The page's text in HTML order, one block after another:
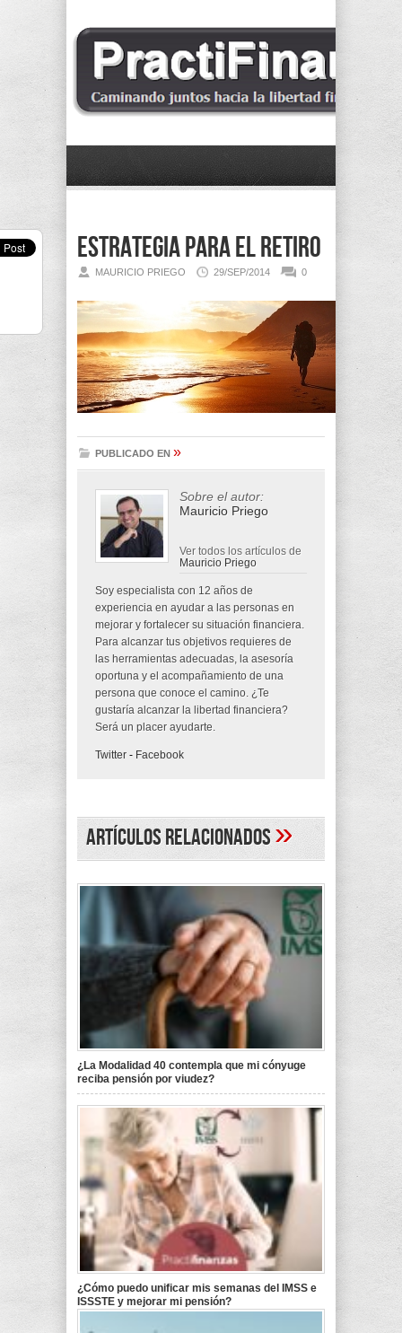
Estrategia para el retiro
MAURICIO PRIEGO 29/SEP/2014 0
PUBLICADO EN »
Sobre el autor:
Mauricio Priego
Ver todos los artículos de
Mauricio Priego
Soy especialista con 12 años de
experiencia en ayudar a las personas en
mejorar y fortalecer su situación financiera.
Para alcanzar tus objetivos requieres de
las herramientas adecuadas, la asesoría
oportuna y el acompañamiento de una
persona que conoce el camino. ¿Te
gustaría alcanzar la libertad financiera?
Será un placer ayudarte.
Twitter - Facebook
Artículos Relacionados»
¿La Modalidad 40 contempla que mi cónyuge
reciba pensión por viudez?
¿Cómo puedo unificar mis semanas del IMSS e
ISSSTE y mejorar mi pensión?